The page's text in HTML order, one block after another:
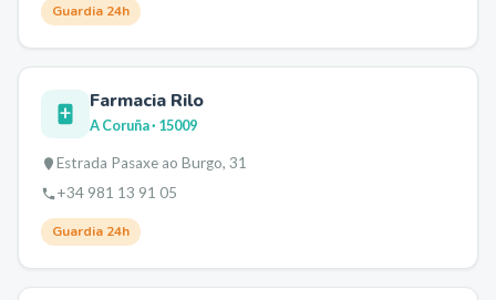
Guardia 24h
Farmacia Rilo
A Coruña· 15009
Estrada Pasaxe ao Burgo, 31
+34 981 13 91 05
Guardia 24h